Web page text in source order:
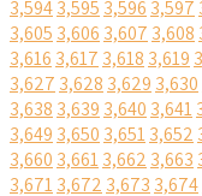
3,5943,595 3,596 3,597
3,605 3,606 3,607 3,608
3,616 3,617 3,618 3,619
3,627 3,628 3,629 3,630
3,638 3,639 3,640 3,641
3,649 3,650 3,6513,652
3,660 3,6613,662 3,663
3,6713,672 3,673 3,674